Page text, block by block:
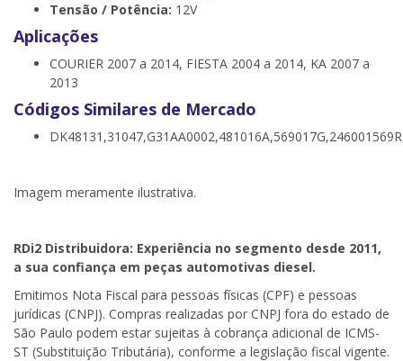
Tensão / Potência: 12V
Aplicações
COURIER 2007 a 2014, FIESTA 2004 a 2014, KA 2007 a
2013
Códigos Similares de Mercado
Imagem meramente ilustrativa.
RDi2 Distribuidora: Experiência no segmento desde 2011,
a sua confiança em peças automotivas diesel.
Emitimos Nota Fiscal para pessoas físicas (CPF) e pessoas
jurídicas (CNPJ). Compras realizadas por CNPJ fora do estado de
São Paulo podem estar sujeitas à cobrança adicional de ICMS-
ST (Substituição Tributária), conforme a legislação fiscal vigente.